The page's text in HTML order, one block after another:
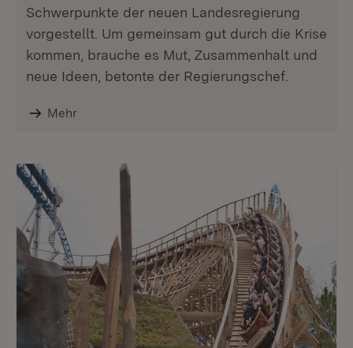
Schwerpunkte der neuen Landesregierung
vorgestellt. Um gemeinsam gut durch die Krise
kommen, brauche es Mut, Zusammenhalt und
neue Ideen, betonte der Regierungschef.
Mehr